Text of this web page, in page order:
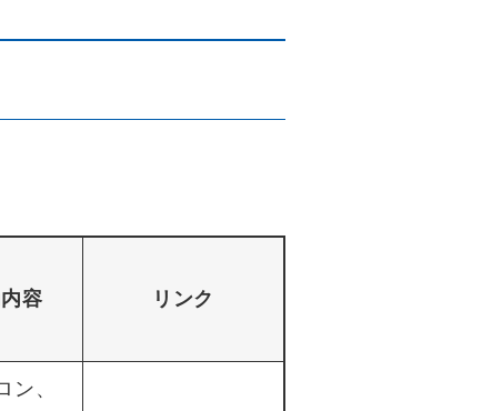
容 リンク
ン、